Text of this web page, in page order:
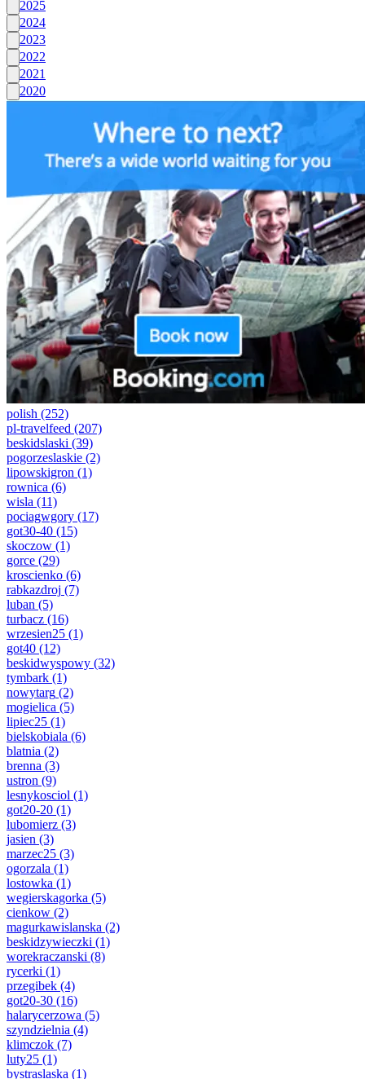
2025
2024
2023
2022
2021
2020
polish (252)
pl-travelfeed (207)
beskidslaski (39)
pogorzeslaskie (2)
lipowskigron (1)
rownica (6)
wisla (11)
pociagwgory (17)
got30-40 (15)
skoczow (1)
gorce (29)
kroscienko (6)
rabkazdroj (7)
luban (5)
turbacz (16)
wrzesien25 (1)
got40 (12)
beskidwyspowy (32)
tymbark (1)
nowytarg (2)
mogielica (5)
lipiec25 (1)
bielskobiala (6)
blatnia (2)
brenna (3)
ustron (9)
lesnykosciol (1)
got20-20 (1)
lubomierz (3)
jasien (3)
marzec25 (3)
ogorzala (1)
lostowka (1)
wegierskagorka (5)
cienkow (2)
magurkawislanska (2)
beskidzywieczki (1)
worekraczanski (8)
rycerki (1)
przegibek (4)
got20-30 (16)
halarycerzowa (5)
szyndzielnia (4)
klimczok (7)
luty25 (1)
bystraslaska (1)